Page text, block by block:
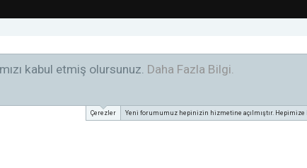
kabul etmiş olursunuz. Daha Fazla Bilgi.
Çerezler Yeni forumumuz hepinizin hizmetine açılmıştır. Hepimize